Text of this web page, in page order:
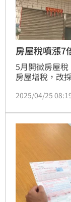
房屋稅噴漲7
5月開徵房屋
房屋增稅，改
的第一年，房
2025/04/25